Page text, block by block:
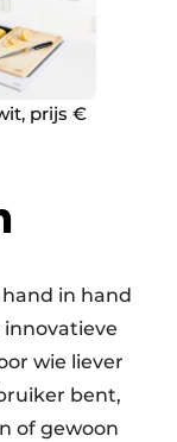
prijs €
in hand
innovatieve
wie liever
bent,
of gewoon